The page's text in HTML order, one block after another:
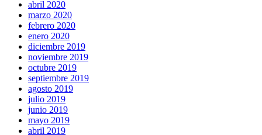
abril 2020
marzo 2020
febrero 2020
enero 2020
diciembre 2019
noviembre 2019
octubre 2019
septiembre 2019
agosto 2019
julio 2019
junio 2019
mayo 2019
abril 2019